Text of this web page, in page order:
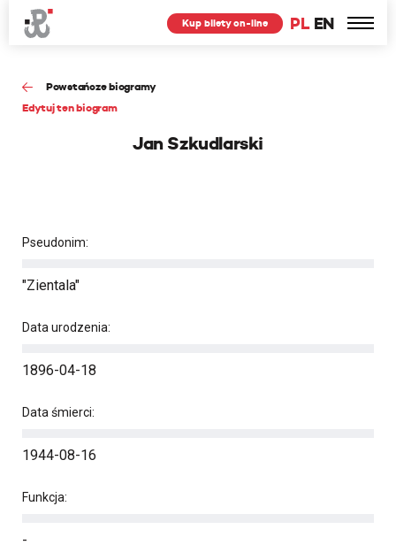
PL EN
Kup bilety on-line
Powstańcze biogramy
Edytuj ten biogram
Jan Szkudlarski
Pseudonim:
"Zientala"
Data urodzenia:
1896-04-18
Data śmierci:
1944-08-16
Funkcja:
-